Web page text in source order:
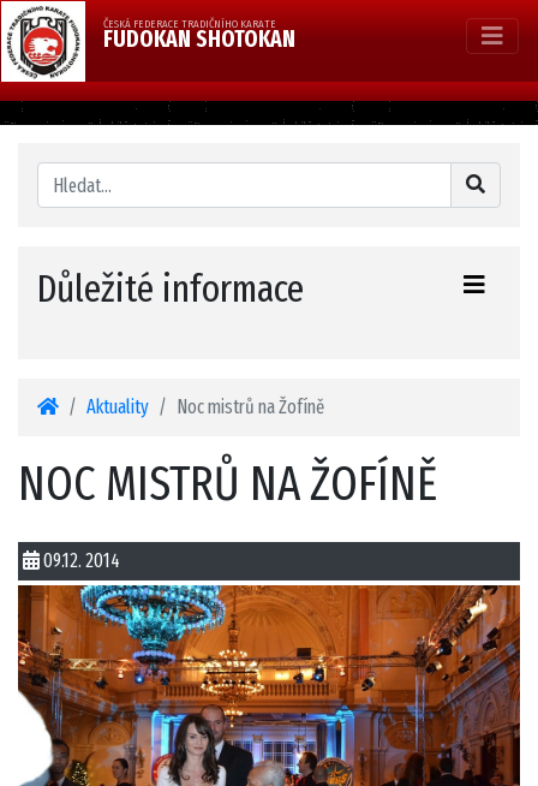
ČESKÁ FEDERACE TRADIČNÍHO KARATE
FUDOKAN SHOTOKAN
Důležité informace
Aktuality Noc mistrů na Žofíně
NOC MISTRŮ NA ŽOFÍNĚ
09.12. 2014